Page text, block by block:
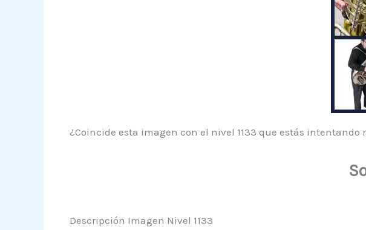
¿Coincide esta imagen con el nivel 1133 que estás
Descripción Imagen Nivel 1133